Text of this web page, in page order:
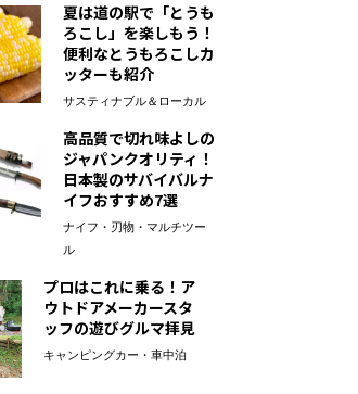
夏は道の駅で「とうも
ろこし」を楽しもう！
便利なとうもろこしカ
ッターも紹介
サスティナブル＆ローカル
高品質で切れ味よしの
ジャパンクオリティ！
日本製のサバイバルナ
イフおすすめ7選
ナイフ・刃物・マルチツー
ル
プロはこれに乗る！ア
ウトドアメーカースタ
ッフの遊びグルマ拝見
キャンピングカー・車中泊